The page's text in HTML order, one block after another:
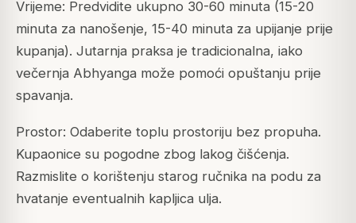
Vrijeme: Predvidite ukupno 30-60 minuta (15-20
minuta za nanošenje, 15-40 minuta za upijanje prije
kupanja). Jutarnja praksa je tradicionalna, iako
večernja Abhyanga može pomoći opuštanju prije
spavanja.
Prostor: Odaberite toplu prostoriju bez propuha.
Kupaonice su pogodne zbog lakog čišćenja.
Razmislite o korištenju starog ručnika na podu za
hvatanje eventualnih kapljica ulja.